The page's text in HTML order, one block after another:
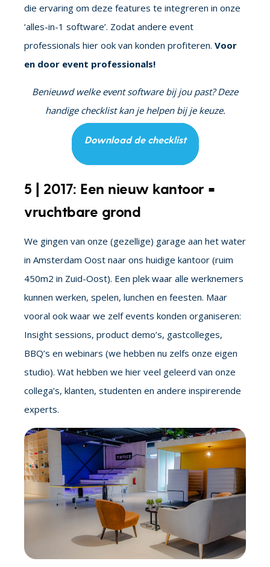
die ervaring om deze features te integreren in onze
‘alles-in-1 software’. Zodat andere event
professionals hier ook van konden profiteren. Voor
en door event professionals!
Benieuwd welke event software bij jou past? Deze
handige checklist kan je helpen bij je keuze.
Download de checklist
5 | 2017: Een nieuw kantoor =
vruchtbare grond
We gingen van onze (gezellige) garage aan het water
in Amsterdam Oost naar ons huidige kantoor (ruim
450m2 in Zuid-Oost). Een plek waar alle werknemers
kunnen werken, spelen, lunchen en feesten. Maar
vooral ook waar we zelf events konden organiseren:
Insight sessions, product demo’s, gastcolleges,
BBQ’s en webinars (we hebben nu zelfs onze eigen
studio). Wat hebben we hier veel geleerd van onze
collega’s, klanten, studenten en andere inspirerende
experts.